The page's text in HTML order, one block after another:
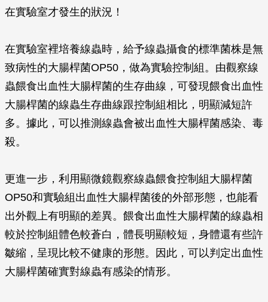
在實驗室才發生的狀況！
在實驗室裡培養線蟲時，給予線蟲攝食的標準菌株是無
致病性的大腸桿菌OP50，做為實驗控制組。由觀察線
蟲餵食出血性大腸桿菌的生存曲線，可發現餵食出血性
大腸桿菌的線蟲生存曲線跟控制組相比，明顯減短許
多。據此，可以推測線蟲會被出血性大腸桿菌感染、毒
殺。
更進一步，利用顯微鏡觀察線蟲餵食控制組大腸桿菌
OP50和實驗組出血性大腸桿菌後的外部形態，也能看
出外觀上有明顯的差異。餵食出血性大腸桿菌的線蟲相
較於控制組體色較蒼白，體長明顯較短，身體還有些許
皺縮，呈現比較不健康的形態。因此，可以判定出血性
大腸桿菌確實對線蟲有感染的情形。